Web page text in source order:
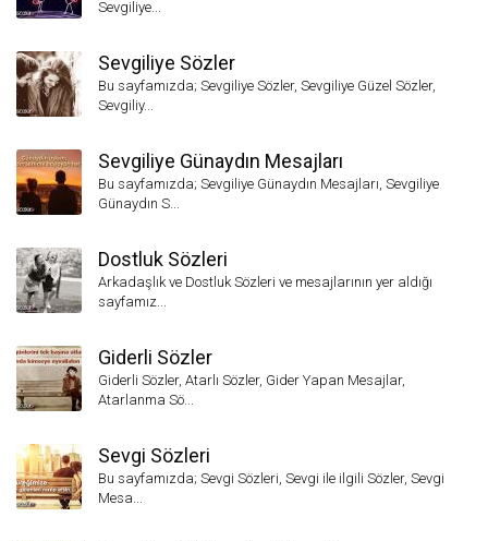
Sevgiliye...
Sevgiliye Sözler
Bu sayfamızda; Sevgiliye Sözler, Sevgiliye Güzel Sözler,
Sevgiliy...
Sevgiliye Günaydın Mesajları
Bu sayfamızda; Sevgiliye Günaydın Mesajları, Sevgiliye
Günaydın S...
Dostluk Sözleri
Arkadaşlık ve Dostluk Sözleri ve mesajlarının yer aldığı
sayfamız...
Giderli Sözler
Giderli Sözler, Atarlı Sözler, Gider Yapan Mesajlar,
Atarlanma Sö...
Sevgi Sözleri
Bu sayfamızda; Sevgi Sözleri, Sevgi ile ilgili Sözler, Sevgi
Mesa...